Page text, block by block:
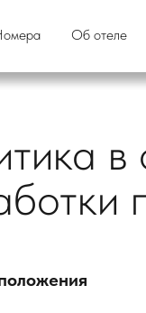
Об отеле
Об отеле
в